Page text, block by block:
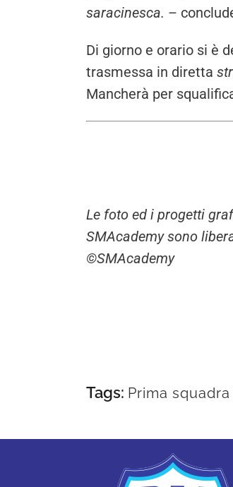
saracinesca. –
Di giorno e orario si è
trasmessa in diretta
Mancherà per
Le foto ed i progetti
SMAcademy sono
©SMAcademy
Tags: Prima